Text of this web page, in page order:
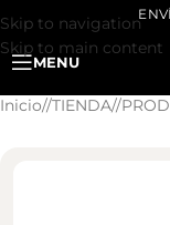
Skip to navigation
Skip to main content
MENU
Inicio/ TIENDA/